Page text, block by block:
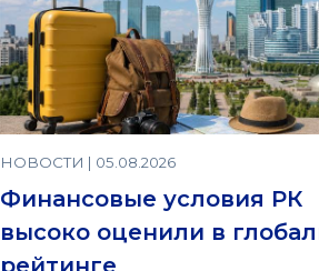
НОВОСТИ | 05.08.2026
Финансовые условия РК
высоко оценили в